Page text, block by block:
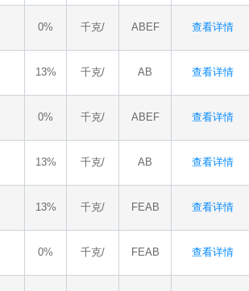
0% 千克/ ABEF 查看详情
13% 千克/ AB 查看详情
0% 千克/ ABEF 查看详情
13% 千克/ AB 查看详情
13% 千克/ FEAB 查看详情
0% 千克/ FEAB 查看详情